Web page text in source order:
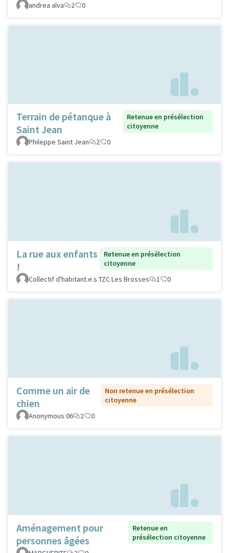
andrea alva
2 0
Terrain de pétanque à
Saint Jean
Retenue en présélection
citoyenne
Phileppe Saint Jean
2 0
La rue aux enfants
!
Retenue en présélection
citoyenne
Collectif d'habitant.e.s TZC Les Brosses
1 0
Comme un air de
chien
Non retenue en présélection
citoyenne
Anonymous 06
2 0
Aménagement pour
personnes âgées
Retenue en
présélection citoyenne